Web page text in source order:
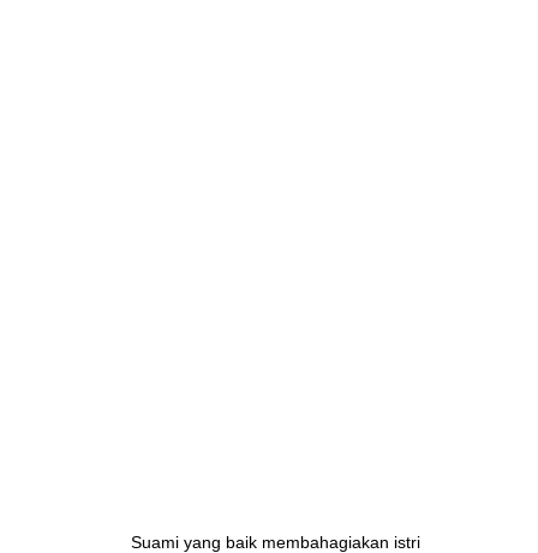
Suami yang baik membahagiakan istri